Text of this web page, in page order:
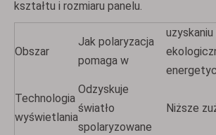
kształtu i rozmiaru panelu.
Obszar
Jak polaryzacja
pomaga w
Technologia
wyświetlania
Odzyskuje
światło
spolaryzowane
Niższe